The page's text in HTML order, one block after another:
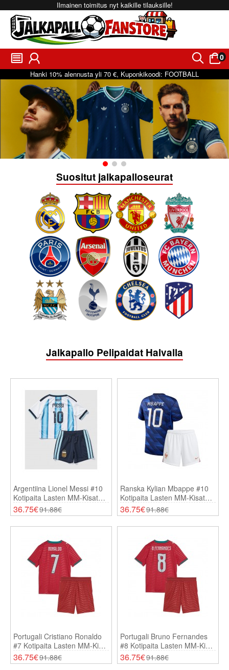
Ilmainen toimitus nyt kaikille tilauksille!
󰂩 󰃳 󰂨 0
󰃠
Hanki 10% alennusta yli 70 €, Kuponkikoodi: FOOTBALL
Suositut jalkapalloseurat
Jalkapallo Pelipaidat Halvalla
Argentiina Lionel Messi #10
Kotipaita Lasten MM-Kisat
2026 Lyhythihainen (+
Shortsit)
36.75€91.88€
Ranska Kylian Mbappe #10
Kotipaita Lasten MM-Kisat
2026 Lyhythihainen (+
Shortsit)
36.75€91.88€
Portugali Cristiano Ronaldo
#7 Kotipaita Lasten MM-Kisat
2026 Lyhythihainen (+
Shortsit)
36.75€91.88€
Portugali Bruno Fernandes
#8 Kotipaita Lasten MM-Kisat
2026 Lyhythihainen (+
Shortsit)
36.75€91.88€